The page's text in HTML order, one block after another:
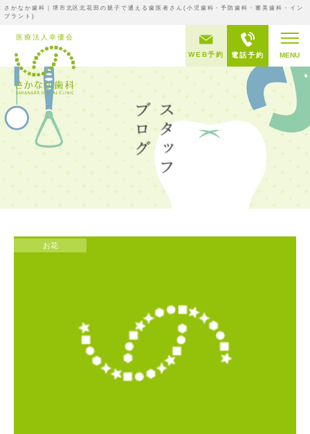
さかなか歯科｜堺市北区北花田の親子で通える歯医者さん(小児歯科・予防歯科・審美歯科・イン
プラント)
MENU
電話予約
WEB予約
お花